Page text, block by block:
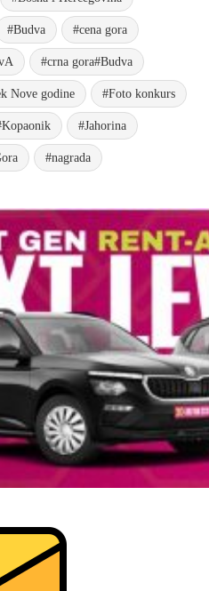
#Budva #cena gora
#crna gora#Budva
Nove godine #Foto konkurs
#Jahorina
#nagrada